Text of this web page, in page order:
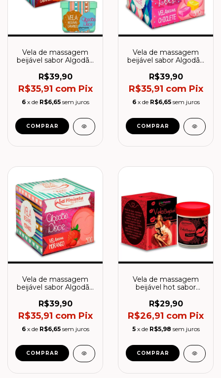
Vela de massagem
beijável sabor Algodão
Pimienta
R$39,90
R$35,91 com Pix
6 x de R$6,65 sem juros
Vela de massagem
beijável sabor Algodão
Pimienta
R$39,90
R$35,91 com Pix
6 x de R$6,65 sem juros
Vela de massagem
beijável sabor Algodão
Pimienta
R$39,90
R$35,91 com Pix
6 x de R$6,65 sem juros
Vela de massagem
beijável hot sabor
Pimienta
R$29,90
R$26,91 com Pix
5 x de R$5,98 sem juros